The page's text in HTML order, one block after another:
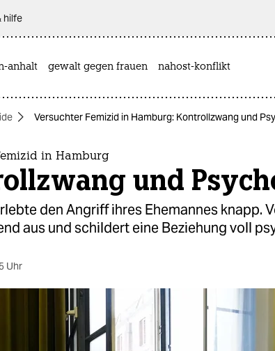
hilfe
anhalt gewalt gegen frauen nahost-konflikt
Versuchter Femizid in Hamburg: Kontrollzwang und
in Hamburg
und
den Angriff ihres Ehemannes knapp.
aus und schildert eine Beziehung voll
Uhr